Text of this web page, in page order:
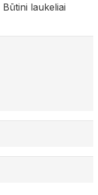
Būtini laukeliai